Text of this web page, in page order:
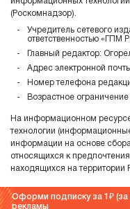
(Роскомнадзор).
Учредитель сетевого
ответственностью «ГПМ
Главный редактор:
Адрес электронной
Номер телефона
Возрастное ограничение
На информационном
технологии
информации на основе
относящихся к
находящихся на территории
Оформи подписку за 1
рекламы